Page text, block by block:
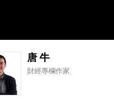
唐 牛
財經專欄作家